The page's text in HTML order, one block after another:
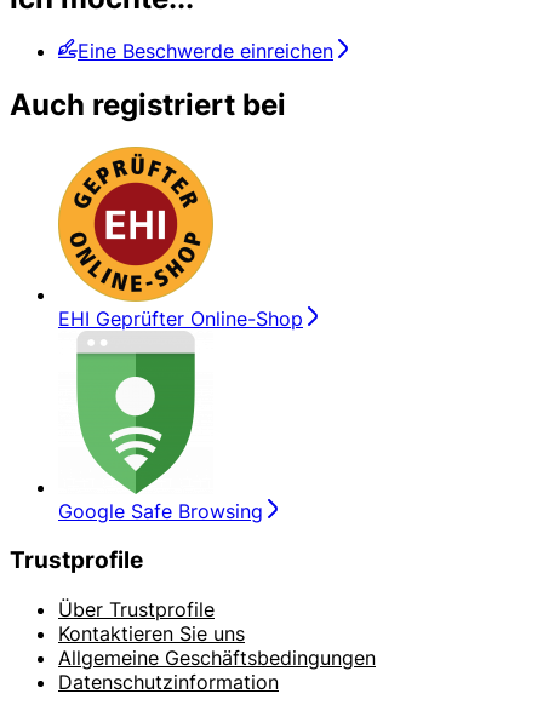
Eine Beschwerde einreichen
Auch registriert bei
EHI Geprüfter Online-Shop
Google Safe Browsing
Trustprofile
Über Trustprofile
Kontaktieren Sie uns
Allgemeine Geschäftsbedingungen
Datenschutzinformation